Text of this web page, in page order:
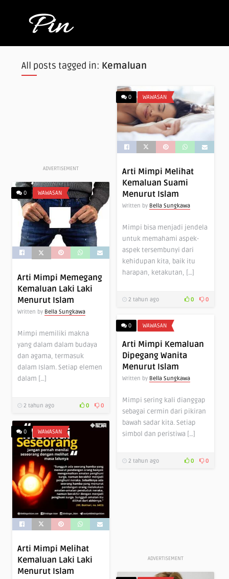
All posts tagged in: Kemaluan
ADVERTISEMENT
0 WAWASAN
Arti Mimpi Melihat
Kemaluan Suami
Menurut Islam
Written by Bella Sungkawa
Mimpi bisa menjadi jendela
untuk memahami aspek-
aspek tersembunyi dari
kehidupan kita, baik itu
harapan, ketakutan, […]
2 tahun ago 0 0
0 WAWASAN
Arti Mimpi Memegang
Kemaluan Laki Laki
Menurut Islam
Written by Bella Sungkawa
Mimpi memiliki makna
yang dalam dalam budaya
dan agama, termasuk
dalam Islam. Setiap elemen
dalam […]
2 tahun ago 0 0
0 WAWASAN
Arti Mimpi Kemaluan
Dipegang Wanita
Menurut Islam
Written by Bella Sungkawa
Mimpi sering kali dianggap
sebagai cermin dari pikiran
bawah sadar kita. Setiap
simbol dan peristiwa […]
2 tahun ago 0 0
0 WAWASAN
Arti Mimpi Melihat
Kemaluan Laki Laki
Menurut Islam
ADVERTISEMENT